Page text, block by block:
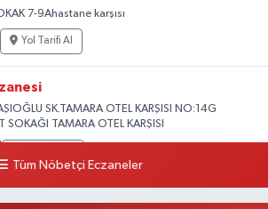
7-9Ahastane karşısı
Yol Tarifi Al
SK.TAMARA OTEL KARŞISI NO:14G
SOKAĞI TAMARA OTEL KARŞISI
Tüm Nöbetçi Eczaneler